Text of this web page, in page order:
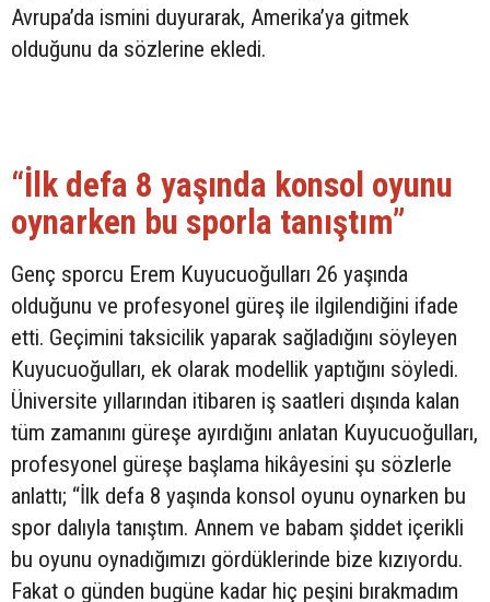
Avrupa’da ismini duyurarak, Amerika’ya gitmek
olduğunu da sözlerine ekledi.
“İlk defa 8 yaşında konsol oyunu
oynarken bu sporla tanıştım”
Genç sporcu Erem Kuyucuoğulları 26 yaşında
olduğunu ve profesyonel güreş ile ilgilendiğini ifade
etti. Geçimini taksicilik yaparak sağladığını söyleyen
Kuyucuoğulları, ek olarak modellik yaptığını söyledi.
Üniversite yıllarından itibaren iş saatleri dışında kalan
tüm zamanını güreşe ayırdığını anlatan Kuyucuoğulları,
profesyonel güreşe başlama hikâyesini şu sözlerle
anlattı; “İlk defa 8 yaşında konsol oyunu oynarken bu
spor dalıyla tanıştım. Annem ve babam şiddet içerikli
bu oyunu oynadığımızı gördüklerinde bize kızıyordu.
Fakat o günden bugüne kadar hiç peşini bırakmadım